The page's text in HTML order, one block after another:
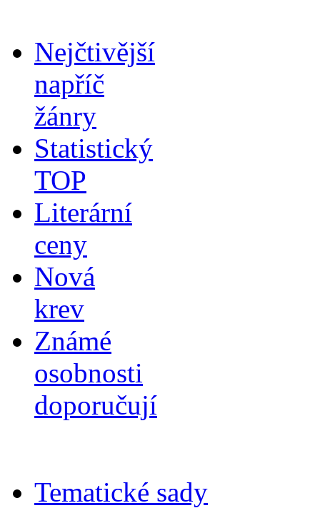
Nejčtivější
napříč
žánry
Statistický
TOP
Literární
ceny
Nová
krev
Známé
osobnosti
doporučují
Tematické sady